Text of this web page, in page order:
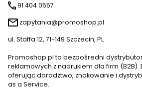
91 404 0557
zapytania@promoshop.pl
ul. Staffa 12, 71-149 Szczecin, PL
Promoshop.pl to bezpośredni
reklamowych z nadrukiem dla firm (B2B).
oferując doradztwo, znakowanie i
as a Service.